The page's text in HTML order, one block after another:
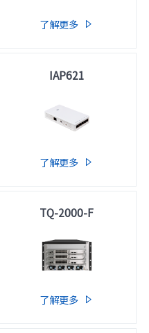
了解更多 
IAP621
了解更多 
TQ-2000-F
了解更多 